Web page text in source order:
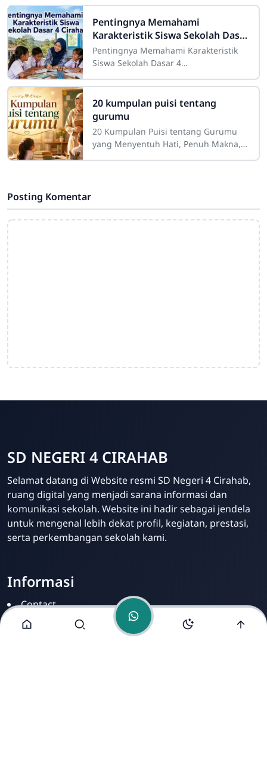
Admin
Online
adalah salah satu bentuk sastra lisan
dalam budaya Jawa yang dikenal
Pentingnya Memahami
Karakteristik Siswa Sekolah Dasar
4 Cirahab
Pentingnya Memahami Karakteristik
Siswa Sekolah Dasar 4
merupakan salah satu bagian penting
dalam pelaksanaan
20 kumpulan puisi tentang
gurumu
20 Kumpulan Puisi tentang Gurumu
yang Menyentuh Hati, Penuh Makna,
Posting Komentar
SD NEGERI 4 CIRAHAB
Selamat datang di Website resmi SD Negeri 4 Cirahab,
ruang digital yang menjadi sarana informasi dan
komunikasi sekolah. Website ini hadir sebagai jendela
untuk mengenal lebih dekat profil, kegiatan, prestasi,
serta perkembangan sekolah kami.
Informasi
Contact
Disclamer